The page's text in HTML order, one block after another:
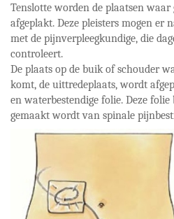
Tenslotte worden de plaatsen
afgeplakt. Deze pleisters mogen er
met de pijnverpleegkundige, die
controleert.
De plaats op de buik of schouder
komt, de uittredeplaats, wordt
en waterbestendige folie. Deze
gemaakt wordt van spinale